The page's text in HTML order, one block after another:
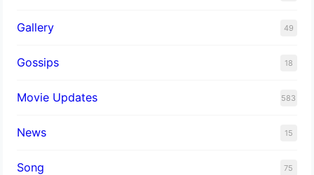
Gallery 49
Gossips 18
Movie Updates 583
News 15
Song 75